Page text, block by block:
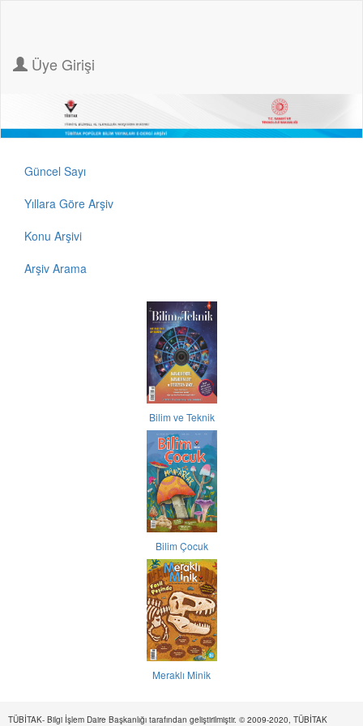
Üye Girişi
Güncel Sayı
Yıllara Göre Arşiv
Konu Arşivi
Arşiv Arama
Bilim ve Teknik
Bilim Çocuk
Meraklı Minik
TÜBİTAK- Bilgi İşlem Daire Başkanlığı tarafından geliştirilmiştir. © 2009-2020, TÜBİTAK